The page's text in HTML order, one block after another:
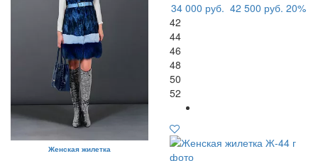
Женская жилетка
34 000 руб. 42 500 руб. 20%
42
44
46
48
50
52